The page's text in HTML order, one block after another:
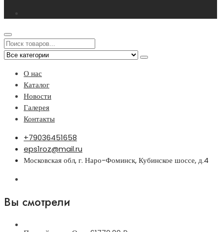
О нас
Каталог
Новости
Галерея
Контакты
+79036451658
eps1roz@mail.ru
Московская обл, г. Наро-Фоминск, Кубинское шоссе, д.4
Вы смотрели